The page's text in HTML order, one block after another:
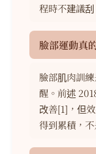
程時不建議刮
臉部運動真
臉部肌肉訓
醒。前述
改善[1]，但
得到累積，不